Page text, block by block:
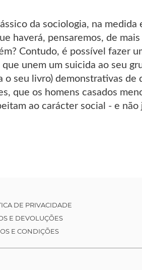
da sociologia, na
haverá, pensaremos, de
Contudo, é possível fazer
unem um suicida ao seu
o seu livro) demonstrativas
que os homens casados
ao carácter social - e
DE PRIVACIDADE
E DEVOLUÇÕES
E CONDIÇÕES